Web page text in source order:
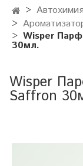
Автохимия
Wisper
30мл.
Wisper
Saffron